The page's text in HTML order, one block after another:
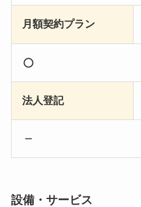
月額契約プラン
法人登記
設備・サービス